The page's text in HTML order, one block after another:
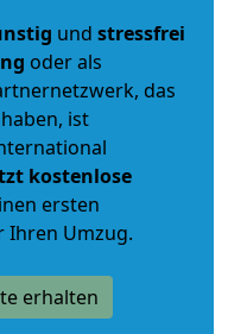
und stressfrei
oder als
das
ist
kostenlose
ersten
Ihren Umzug.
erhalten